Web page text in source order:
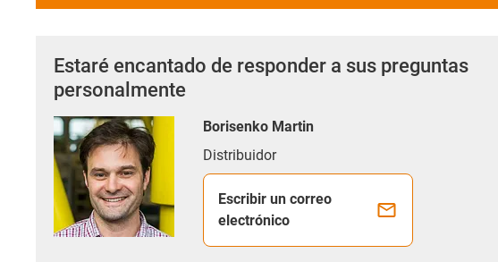
Estaré encantado de responder a sus preguntas
personalmente
Borisenko Martin
Distribuidor
Escribir un correo
electrónico